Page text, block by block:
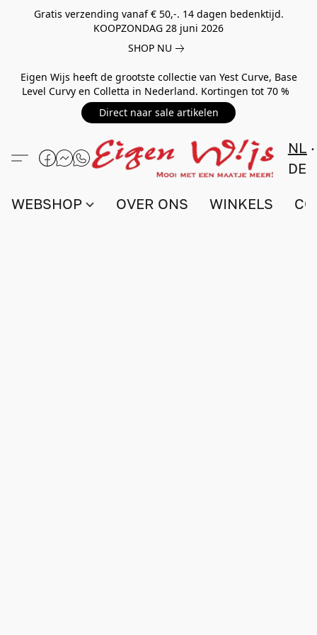
Gratis verzending vanaf € 50,-. 14 dagen bedenktijd.
KOOPZONDAG 28 juni 2026
SHOP NU
Eigen Wijs heeft de grootste collectie van Yest Curve, Base
Level Curvy en Colletta in Nederland. Kortingen tot 70 %
Direct naar sale artikelen
NL
DE
WEBSHOP OVER ONS WINKELS